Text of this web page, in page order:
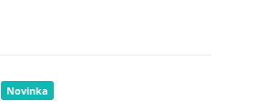
Novinka